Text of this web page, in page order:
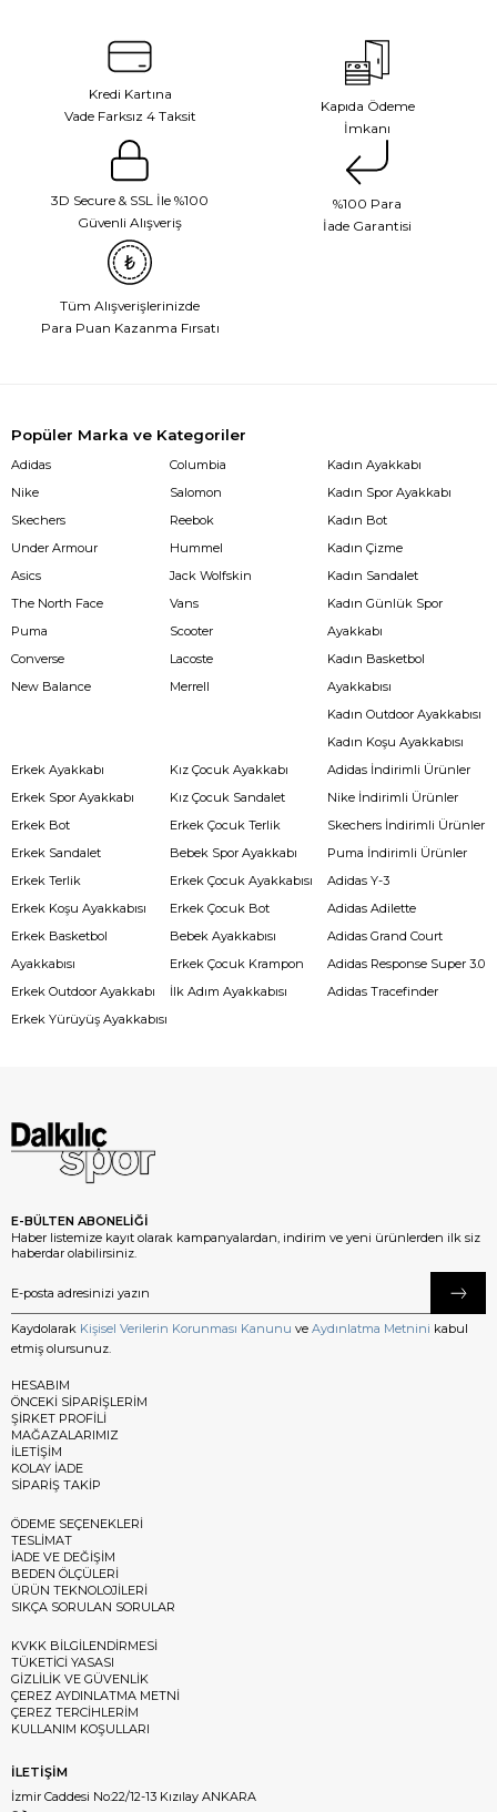
Kredi Kartına
Vade Farksız 4 Taksit
Kapıda Ödeme
İmkanı
3D Secure & SSL İle %100
Güvenli Alışveriş
%100 Para
İade Garantisi
Tüm Alışverişlerinizde
Para Puan Kazanma Fırsatı
Popüler Marka ve Kategoriler
Adidas
Nike
Skechers
Under Armour
Asics
The North Face
Puma
Converse
New Balance
Columbia
Salomon
Reebok
Hummel
Jack Wolfskin
Vans
Scooter
Lacoste
Merrell
Kadın Ayakkabı
Kadın Spor Ayakkabı
Kadın Bot
Kadın Çizme
Kadın Sandalet
Kadın Günlük Spor
Ayakkabı
Kadın Basketbol
Ayakkabısı
Kadın Outdoor Ayakkabısı
Kadın Koşu Ayakkabısı
Erkek Ayakkabı
Erkek Spor Ayakkabı
Erkek Bot
Erkek Sandalet
Erkek Terlik
Erkek Koşu Ayakkabısı
Erkek Basketbol
Ayakkabısı
Erkek Outdoor Ayakkabı
Erkek Yürüyüş Ayakkabısı
Kız Çocuk Ayakkabı
Kız Çocuk Sandalet
Erkek Çocuk Terlik
Bebek Spor Ayakkabı
Erkek Çocuk Ayakkabısı
Erkek Çocuk Bot
Bebek Ayakkabısı
Erkek Çocuk Krampon
İlk Adım Ayakkabısı
Adidas İndirimli Ürünler
Nike İndirimli Ürünler
Skechers İndirimli Ürünler
Puma İndirimli Ürünler
Adidas Y-3
Adidas Adilette
Adidas Grand Court
Adidas Response Super 3.0
Adidas Tracefinder
E-BÜLTEN ABONELİĞİ
Haber listemize kayıt olarak kampanyalardan, indirim ve yeni ürünlerden ilk siz
haberdar olabilirsiniz.
Kaydolarak Kişisel Verilerin Korunması Kanunu ve Aydınlatma Metnini kabul
etmiş olursunuz.
HESABIM
ÖNCEKİ SİPARİŞLERİM
ŞİRKET PROFİLİ
MAĞAZALARIMIZ
İLETİŞİM
KOLAY İADE
SİPARİŞ TAKİP
ÖDEME SEÇENEKLERİ
TESLİMAT
İADE VE DEĞİŞİM
BEDEN ÖLÇÜLERİ
ÜRÜN TEKNOLOJİLERİ
SIKÇA SORULAN SORULAR
KVKK BİLGİLENDİRMESİ
TÜKETİCİ YASASI
GİZLİLİK VE GÜVENLİK
ÇEREZ AYDINLATMA METNİ
ÇEREZ TERCİHLERİM
KULLANIM KOŞULLARI
İLETİŞİM
İzmir Caddesi No:22/12-13 Kızılay ANKARA